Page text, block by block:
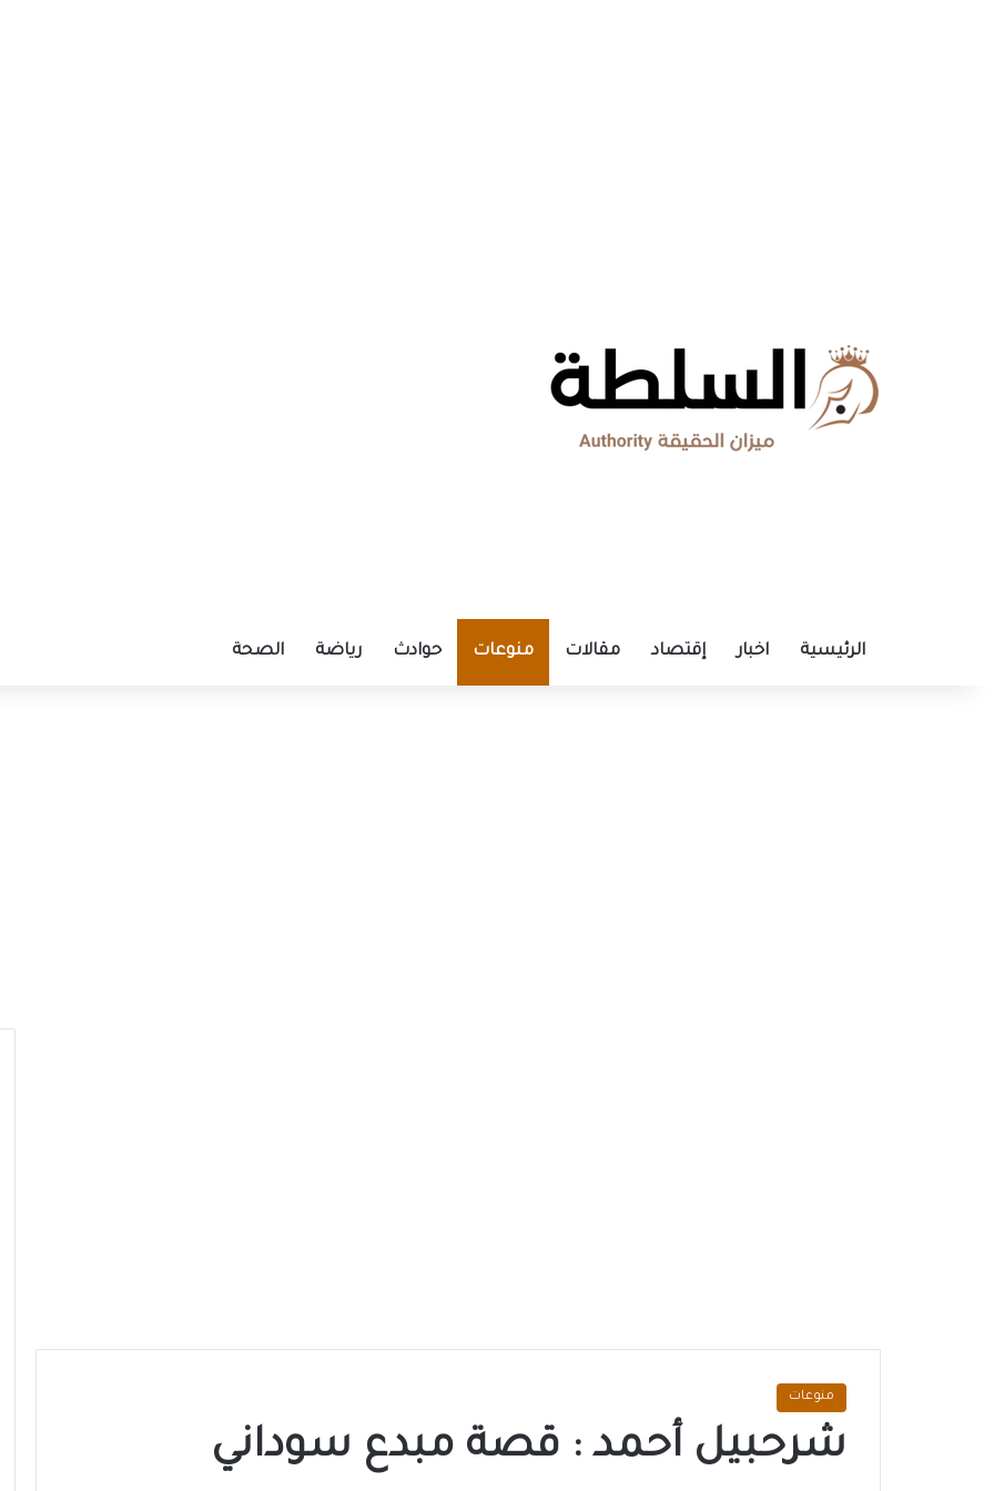
الرئيسية اخبار إقتصاد مقالات منوعات حوادث رياضة الصحة
منوعات
شرحبيل أحمد : قصة مبدع سوداني